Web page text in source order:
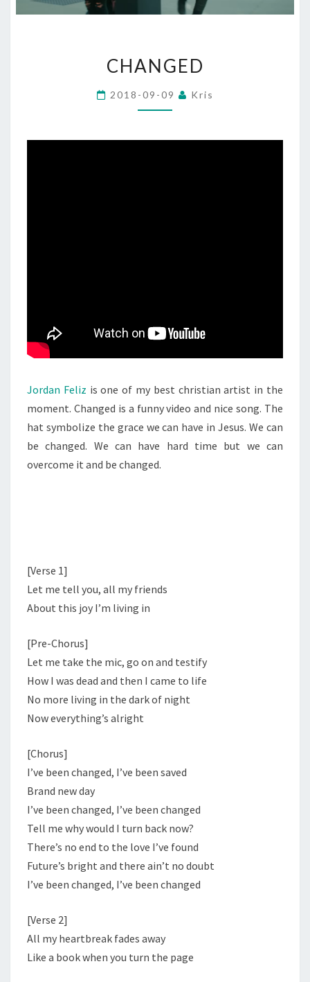
CHANGED
2018-09-09 Kris
Jordan Feliz is one of my best christian artist in the
moment. Changed is a funny video and nice song. The
hat symbolize the grace we can have in Jesus. We can
be changed. We can have hard time but we can
overcome it and be changed.
[Verse 1]
Let me tell you, all my friends
About this joy I’m living in
[Pre-Chorus]
Let me take the mic, go on and testify
How I was dead and then I came to life
No more living in the dark of night
Now everything’s alright
[Chorus]
I’ve been changed, I’ve been saved
Brand new day
I’ve been changed, I’ve been changed
Tell me why would I turn back now?
There’s no end to the love I’ve found
Future’s bright and there ain’t no doubt
I’ve been changed, I’ve been changed
[Verse 2]
All my heartbreak fades away
Like a book when you turn the page